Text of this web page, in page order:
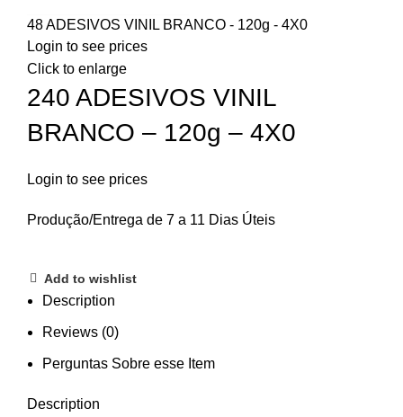
48 ADESIVOS VINIL BRANCO - 120g - 4X0
Login to see prices
Click to enlarge
240 ADESIVOS VINIL
BRANCO – 120g – 4X0
Login to see prices
Produção/Entrega de 7 a 11 Dias Úteis
Add to wishlist
Description
Reviews (0)
Perguntas Sobre esse Item
Description